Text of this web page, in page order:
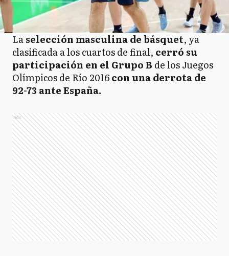
Laselección masculina de básquet, ya
clasificada a los cuartos de final, cerró su
participación en el Grupo B de los Juegos
Olímpicos de Río 2016con una derrota de
92-73 ante España.
Ads